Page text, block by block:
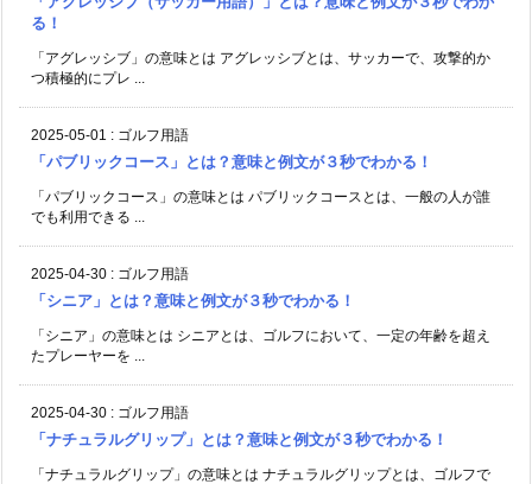
る！
「アグレッシブ」の意味とは アグレッシブとは、サッカーで、攻撃的か
つ積極的にプレ ...
2025-05-01 : ゴルフ用語
「パブリックコース」とは？意味と例文が３秒でわかる！
「パブリックコース」の意味とは パブリックコースとは、一般の人が誰
でも利用できる ...
2025-04-30 : ゴルフ用語
「シニア」とは？意味と例文が３秒でわかる！
「シニア」の意味とは シニアとは、ゴルフにおいて、一定の年齢を超え
たプレーヤーを ...
2025-04-30 : ゴルフ用語
「ナチュラルグリップ」とは？意味と例文が３秒でわかる！
「ナチュラルグリップ」の意味とは ナチュラルグリップとは、ゴルフで